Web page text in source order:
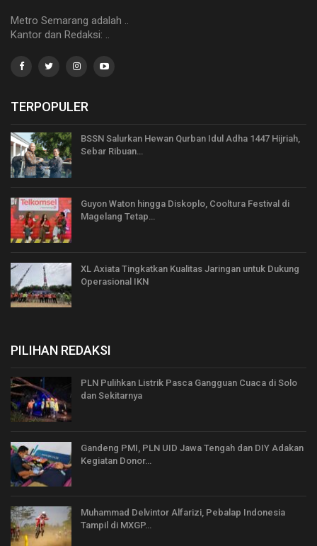
Metro Semarang adalah ..
Kantor dan Redaksi: ..
TERPOPULER
BSSN Salurkan Hewan Qurban Idul Adha 1447 Hijriah,
Sebar Ribuan…
Guyon Waton hingga Diskoplo, Cooltura Festival di
Magelang Tetap…
XL Axiata Tingkatkan Kualitas Jaringan untuk Dukung
Operasional IKN
PILIHAN REDAKSI
PLN Pulihkan Listrik Pasca Gangguan Cuaca di Solo
dan Sekitarnya
Gandeng PMI, PLN UID Jawa Tengah dan DIY Adakan
Kegiatan Donor…
Muhammad Delvintor Alfarizi, Pebalap Indonesia
Tampil di MXGP…